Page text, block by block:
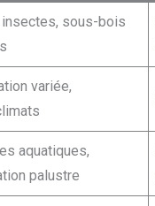
insectes, sous-bois
variée,
aquatiques,
palustre